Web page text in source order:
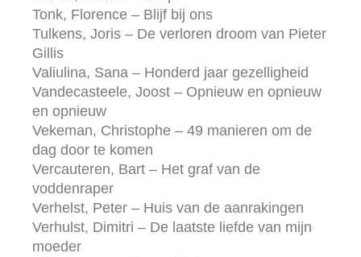
Tonk, Florence – Blijf bij ons
Tulkens, Joris – De verloren droom van Pieter
Gillis
Valiulina, Sana – Honderd jaar gezelligheid
Vandecasteele, Joost – Opnieuw en opnieuw
en opnieuw
Vekeman, Christophe – 49 manieren om de
dag door te komen
Vercauteren, Bart – Het graf van de
voddenraper
Verhelst, Peter – Huis van de aanrakingen
Verhulst, Dimitri – De laatste liefde van mijn
moeder